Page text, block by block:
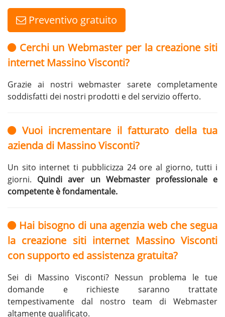
Preventivo gratuito
Cerchi un Webmaster per la creazione siti
internet Massino Visconti?
Grazie ai nostri webmaster sarete completamente
soddisfatti dei nostri prodotti e del servizio offerto.
Vuoi incrementare il fatturato della tua
azienda di Massino Visconti?
Un sito internet ti pubblicizza 24 ore al giorno, tutti i
giorni. Quindi aver un Webmaster professionale e
competente è fondamentale.
Hai bisogno di una agenzia web che segua
la creazione siti internet Massino Visconti
con supporto ed assistenza gratuita?
Sei di Massino Visconti? Nessun problema le tue
domande e richieste saranno trattate
tempestivamente dal nostro team di Webmaster
altamente qualificato.